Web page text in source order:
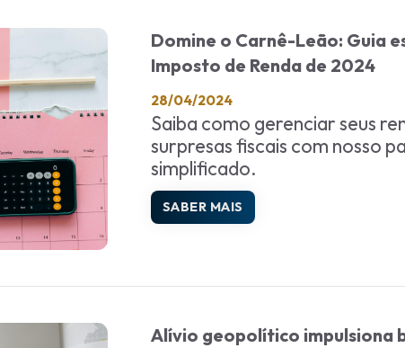
Domine o Carnê-Leão: Guia
Imposto de Renda de 2024
28/04/2024
Saiba como gerenciar seus
surpresas fiscais com nosso
simplificado.
SABER MAIS
Alívio geopolítico impulsiona